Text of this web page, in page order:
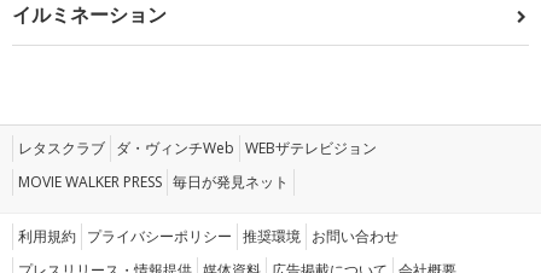
イルミネーション
レタスクラブ ダ・ヴィンチWeb WEBザテレビジョン
MOVIE WALKER PRESS 毎日が発見ネット
利用規約 プライバシーポリシー 推奨環境 お問い合わせ